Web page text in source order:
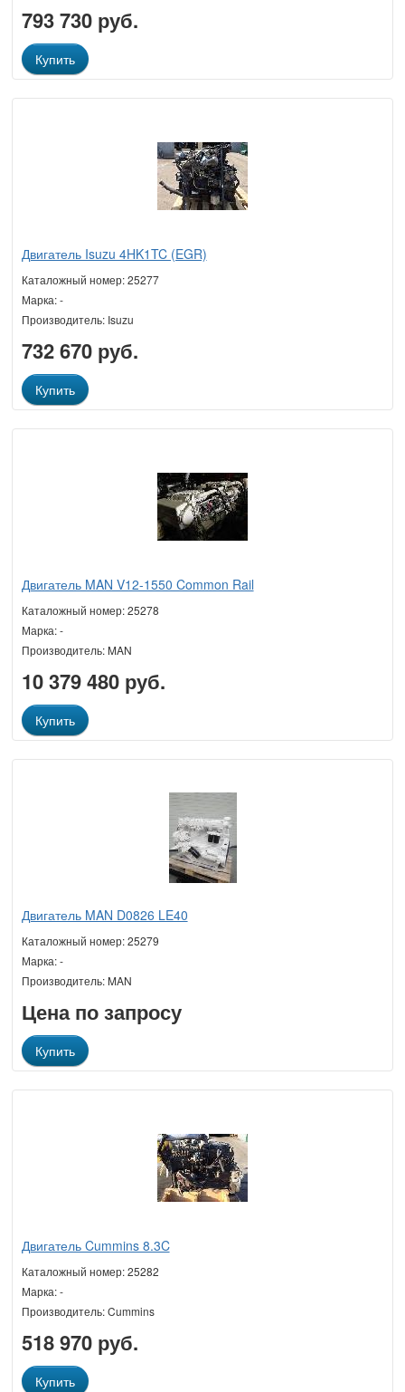
793 730 руб.
Купить
Двигатель Isuzu 4HK1TC (EGR)
Каталожный номер: 25277
Марка: -
Производитель: Isuzu
732 670 руб.
Купить
Двигатель MAN V12-1550 Common Rail
Каталожный номер: 25278
Марка: -
Производитель: MAN
10 379 480 руб.
Купить
Двигатель MAN D0826 LE40
Каталожный номер: 25279
Марка: -
Производитель: MAN
Цена по запросу
Купить
Двигатель Cummins 8.3C
Каталожный номер: 25282
Марка: -
Производитель: Cummins
518 970 руб.
Купить